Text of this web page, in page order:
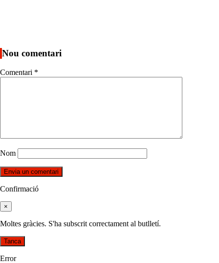
Nou comentari
Comentari *
Nom
Confirmació
×
Moltes gràcies. S'ha subscrit correctament al butlletí.
Tanca
Error